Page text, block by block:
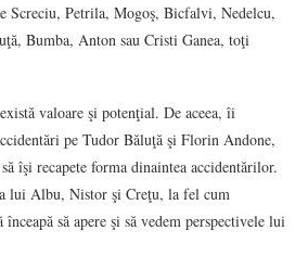
Screciu, Petrila, Mogoş, Bicfalvi, Nedelcu,
Bumba, Anton sau Cristi Ganea, toţi
valoare şi potenţial. De aceea, îi
pe Tudor Băluţă şi Florin Andone,
îşi recapete forma dinaintea accidentărilor.
lui Albu, Nistor şi Creţu, la fel cum
înceapă să apere şi să vedem perspectivele lui